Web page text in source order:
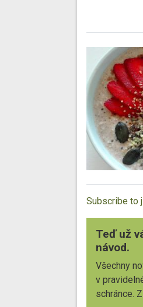
Subscribe to
Teď už
návod.
Všechny
v
schránce.